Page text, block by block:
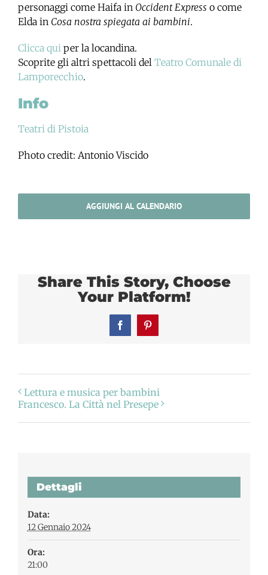
personaggi come Haifa in Occident Express o come
Elda in Cosa nostra spiegata ai bambini.
Clicca qui per la locandina.
Scoprite gli altri spettacoli del Teatro Comunale di
Lamporecchio.
Info
Teatri di Pistoia
Photo credit: Antonio Viscido
AGGIUNGI AL CALENDARIO
Share This Story, Choose
Your Platform!
FacebookPinterest
Lettura e musica per bambini
Francesco. La Città nel Presepe
Dettagli
Data:
12 Gennaio 2024
Ora:
21:00